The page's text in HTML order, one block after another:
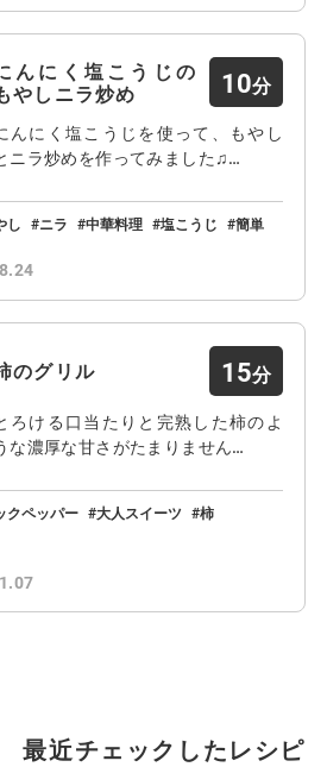
んにく塩こうじの
やしニラ炒め
10
んにく塩こうじを使って、もやし
ニラ炒めを作ってみました♫…
し ニラ 中華料理 塩こうじ 簡単
のグリル 15
ろける口当たりと完熟した柿のよ
な濃厚な甘さがたまりません…
クペッパー 大人スイーツ
柿
最近チェックしたレシピ